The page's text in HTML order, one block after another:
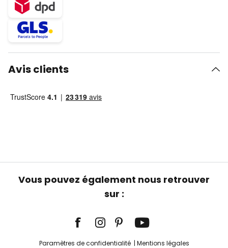
Avis clients
Vous pouvez également nous retrouver
sur :
Paramètres de confidentialité Mentions légales